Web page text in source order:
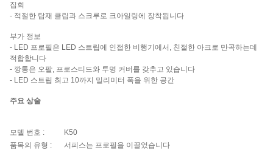
집회
- 적절한 탑재 클립과 스크루로 크아일링에 장착됩니다
부가 정보
- LED 프로필은 LED 스트립에 인접한 비행기에서, 친절한 아크로 만곡하는데
적합합니다
- 깡통은 오팔, 프로스티드와 투명 커버를 갖추고 있습니다
- LED 스트립 최고 10까지 밀리미터 폭을 위한 공간
주요 상술
모델 번호 :
K50
품목의 유형 :
서피스는 프로필을 이끌었습니다